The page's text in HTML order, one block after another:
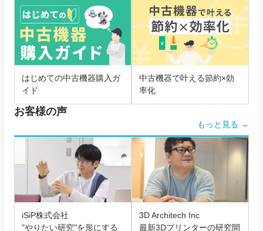
はじめての中古機器購入ガ
イド
中古機器で叶える節約×効
率化
お客様の声
もっと見る →
iSiP株式会社
"やりたい研究"を形にする
3D Architech Inc
最新3Dプリンターの研究開